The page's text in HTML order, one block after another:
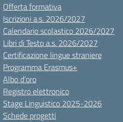
Offerta formativa
Iscrizioni a.s. 2026/2027
Calendario scolastico 2026/2027
Libri di Testo a.s. 2026/2027
Certificazione lingue straniere
Programma Erasmus+
Albo d’oro
Registro elettronico
Stage Linguistico 2025-2026
Schede progetti